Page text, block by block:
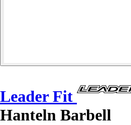
Leader Fit
Hanteln Barbell